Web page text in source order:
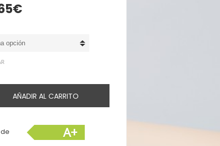
€Rango
desde
9.065€
AÑADIR AL CARRITO
A+